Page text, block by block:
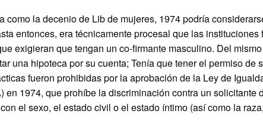
como la decenio de Lib de mujeres, 1974 podría
entonces, era técnicamente procesal que las instituciones
exigieran que tengan un co-firmante masculino. Del
una hipoteca por su cuenta; Tenía que tener el permiso de
fueron prohibidas por la aprobación de la Ley de
en 1974, que prohíbe la discriminación contra un solicitante
el sexo, el estado civil o el estado íntimo (así como la